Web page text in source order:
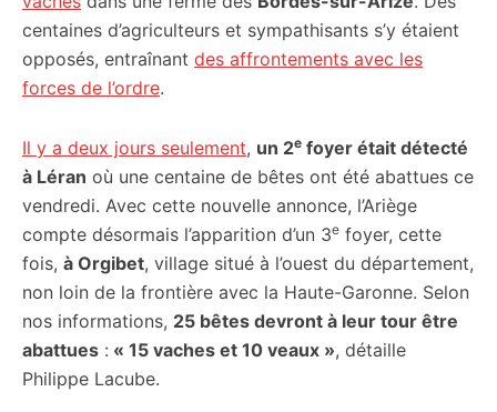
centaines d’agriculteurs et sympathisants s’y étaient
opposés, entraînant des affrontements avec les
forces de l’ordre.
Il y a deux jours seulement, un 2e foyer était détecté
à Léran où une centaine de bêtes ont été abattues ce
vendredi. Avec cette nouvelle annonce, l’Ariège
compte désormais l’apparition d’un 3e foyer, cette
fois, à Orgibet, village situé à l’ouest du département,
non loin de la frontière avec la Haute-Garonne. Selon
nos informations, 25 bêtes devront à leur tour être
abattues : « 15 vaches et 10 veaux », détaille
Philippe Lacube.